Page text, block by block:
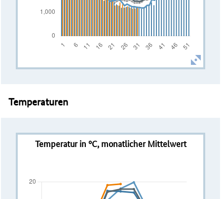
Temperaturen
Temperatur in °C, monatlicher Mittelwert